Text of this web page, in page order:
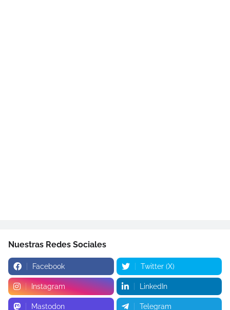
Nuestras Redes Sociales
Facebook Twitter (X)
Instagram LinkedIn
Mastodon Telegram